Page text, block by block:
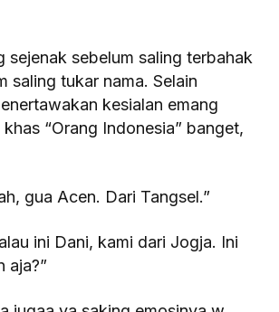
sejenak sebelum saling terbahak
saling tukar nama. Selain
kesialan emang
“Orang Indonesia” banget,
gua Acen. Dari Tangsel.”
ini Dani, kami dari Jogja. Ini
aja?”